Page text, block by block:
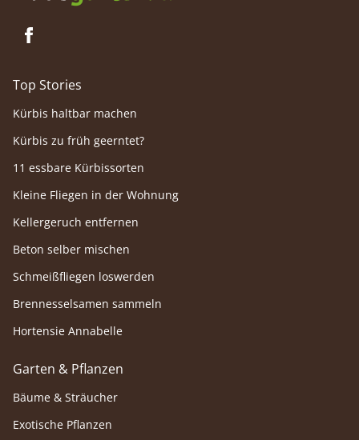
Top Stories
Kürbis haltbar machen
Kürbis zu früh geerntet?
11 essbare Kürbissorten
Kleine Fliegen in der Wohnung
Kellergeruch entfernen
Beton selber mischen
Schmeißfliegen loswerden
Brennesselsamen sammeln
Hortensie Annabelle
Garten & Pflanzen
Bäume & Sträucher
Exotische Pflanzen